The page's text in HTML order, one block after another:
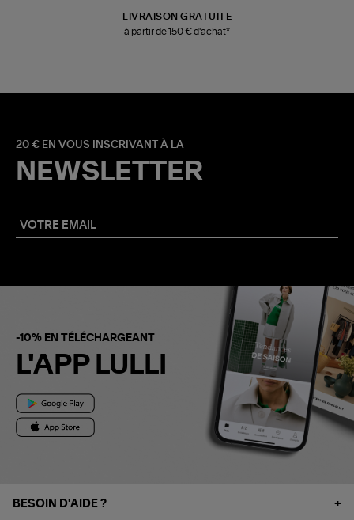
LIVRAISON GRATUITE
à partir de 150 € d'achat*
20 € EN VOUS INSCRIVANT À LA
NEWSLETTER
-10% EN TÉLÉCHARGEANT
L'APP LULLI
BESOIN D'AIDE ?